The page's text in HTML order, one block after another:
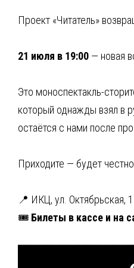
Проект «Читатель»
21 июля в 19:00 — новая
Это моноспектакль-
который однажды взял в
остаётся с нами после
Приходите — будет
📍 ИКЦ, ул. Октябрьская,
🎟 Билеты в кассе и на